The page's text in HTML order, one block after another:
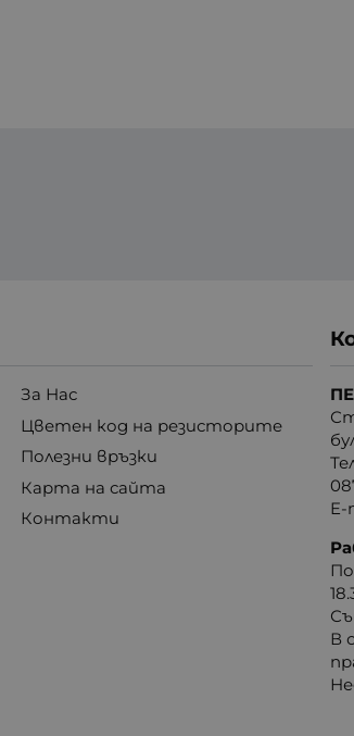
За Нас
Цветен код на резисторите
Полезни връзки
Карта на сайта
Контакти
В